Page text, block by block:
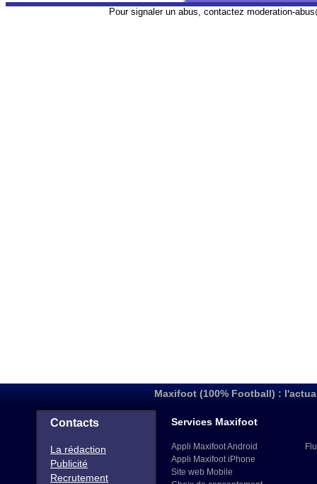
Pour signaler un abus, contactez moderation-
Maxifoot (100% Football) :
Contacts
La rédaction
Publicité
Recrutement
Services Maxifoot
Appli Maxifoot Android
Appli Maxifoot iPhone
Site web Mobile